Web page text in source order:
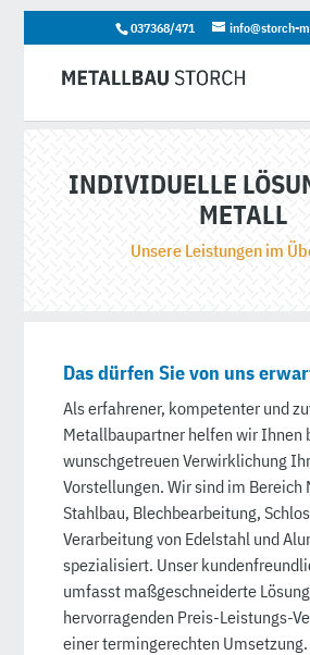
037368/471 info@storch-
INDIVIDUELLE
METALL
Unsere Leistungen im
Das dürfen Sie von uns
Als erfahrener, kompetenter und
Metallbaupartner helfen wir Ihnen
wunschgetreuen Verwirklichung
Vorstellungen. Wir sind im Bereich
Stahlbau, Blechbearbeitung,
Verarbeitung von Edelstahl und
spezialisiert. Unser
umfasst maßgeschneiderte
hervorragenden Preis-Leistungs-
einer termingerechten Umsetzung.